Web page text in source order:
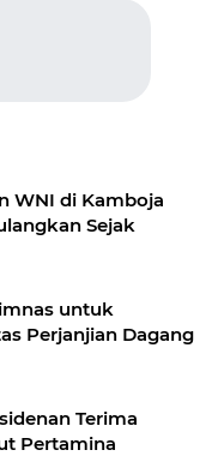
WNI di Kamboja
Sejak
untuk
Perjanjian Dagang
Terima
Pertamina